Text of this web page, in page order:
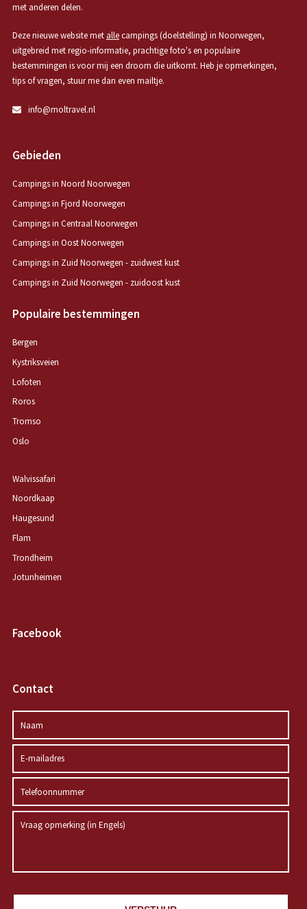
met anderen delen.
Deze nieuwe website met allecampings (doelstelling) in Noorwegen,
uitgebreid met regio-informatie, prachtige foto's en populaire
bestemmingen is voor mij een droom die uitkomt. Heb je opmerkingen,
tips of vragen, stuur me dan even mailtje.
info@moltravel.nl
Gebieden
Campings in Noord Noorwegen
Campings in Fjord Noorwegen
Campings in Centraal Noorwegen
Campings in Oost Noorwegen
Campings in Zuid Noorwegen - zuidwest kust
Campings in Zuid Noorwegen - zuidoost kust
Populaire bestemmingen
Bergen
Kystriksveien
Lofoten
Roros
Tromso
Oslo
Walvissafari
Noordkaap
Haugesund
Flam
Trondheim
Jotunheimen
Facebook
Contact